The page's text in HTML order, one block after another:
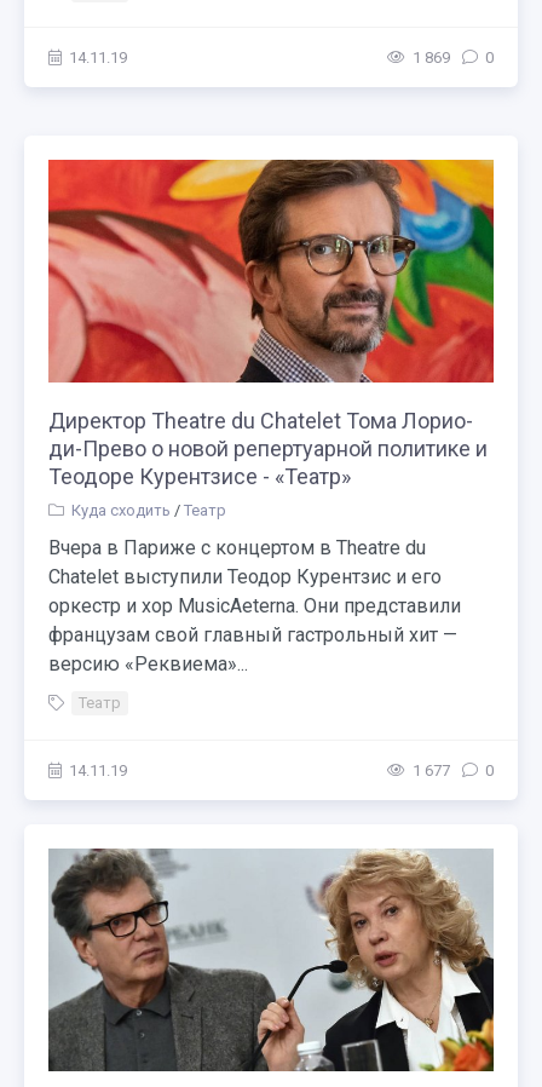
14.11.19 1 869 0
Директор Theatre du Chatelet Тома Лорио-
ди-Прево о новой репертуарной политике и
Теодоре Курентзисе - «Театр»
Куда сходить / Театр
Вчера в Париже с концертом в Theatre du
Chatelet выступили Теодор Курентзис и его
оркестр и хор MusicAeterna. Они представили
французам свой главный гастрольный хит —
версию «Реквиема»...
Театр
14.11.19 1 677 0